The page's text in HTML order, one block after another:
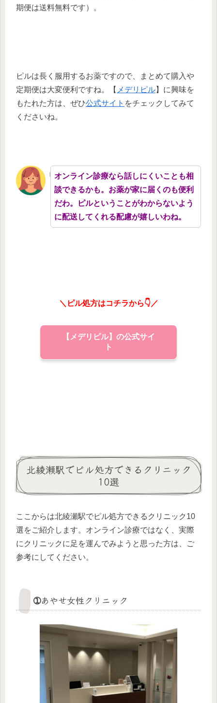
期便は送料無料です）。
ピルは長く服用するお薬ですので、まとめて購入や
定期便は大変便利ですね。【 メデリピル】に興味を
もたれた方は、ぜひ公式サイト をチェックしてみて
くださいね。
オンライン診療なら話しにくいことも相
談できるかも。お薬が家に届くのも便利
だわ。ピルということがわからないよう
に配送してくれる配慮が嬉しいわね。
＼ピル処方はコチラから👇／
【メデリピル】の公式サイ
ト
北綾瀬駅でピル処方できるクリニック
10選
ここからは北綾瀬駅でピル処方できるクリニック10
選をご紹介します。オンライン診療ではなく、実際
にクリニックに足を運んでみようと思った方は、ご
参考にしてください。
➀あやせ女性クリニック